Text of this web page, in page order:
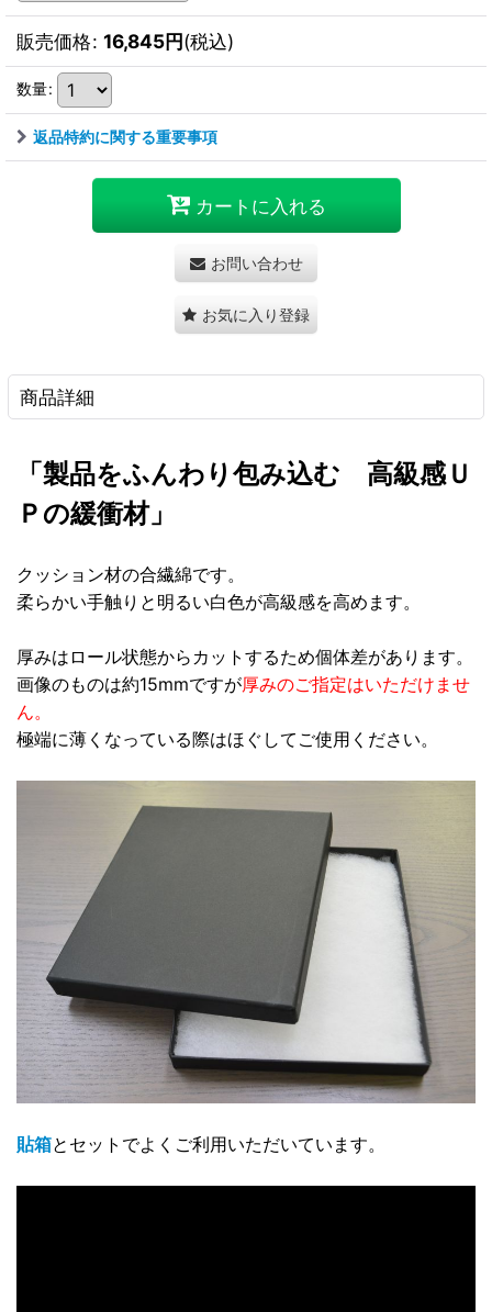
販売価格: 16,845円(税込)
数量:
返品特約に関する重要事項
カートに入れる
お問い合わせ
お気に入り登録
商品詳細
「製品をふんわり包み込む 高級感Ｕ
Ｐの緩衝材」
クッション材の合繊綿です。
柔らかい手触りと明るい白色が高級感を高めます。
厚みはロール状態からカットするため個体差があります。
画像のものは約15mmですが厚みのご指定はいただけませ
ん。
極端に薄くなっている際はほぐしてご使用ください。
貼箱とセットでよくご利用いただいています。